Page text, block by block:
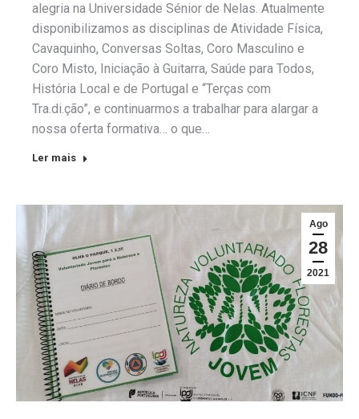
alegria na Universidade Sénior de Nelas. Atualmente
disponibilizamos as disciplinas de Atividade Física,
Cavaquinho, Conversas Soltas, Coro Masculino e
Coro Misto, Iniciação à Guitarra, Saúde para Todos,
História Local e de Portugal e “Terças com
Tra.di.ção”, e continuarmos a trabalhar para alargar a
nossa oferta formativa… o que…
Ler mais
Ago
28
2021